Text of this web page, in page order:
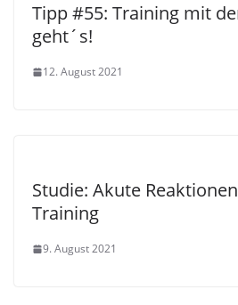
Tipp #55: Training mit
geht´s!
12. August 2021
Studie: Akute
Training
9. August 2021